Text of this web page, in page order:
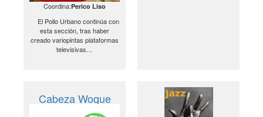
Coordina:Perico Liso
El Pollo Urbano continúa con
esta sección, tras haber
creado variopintas plataformas
televisivas…
Cabeza Woque